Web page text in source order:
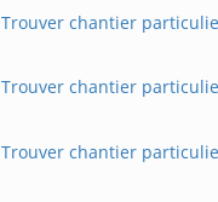
Trouver chantier
Trouver chantier
Trouver chantier